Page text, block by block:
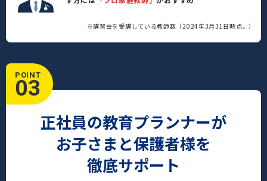
※講習会を受講している教師数（2024年3月31日時点。）
POINT
03
正社員の教育プランナーが
お子さまと保護者様を
徹底サポート